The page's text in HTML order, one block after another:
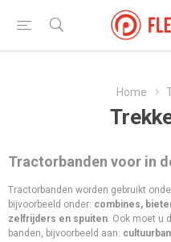
Home
Tractorbanden voor in
Tractorbanden worden gebruikt
bijvoorbeeld onder: combines,
zelfrijders en spuiten. Ook moet u
banden, bijvoorbeeld aan: